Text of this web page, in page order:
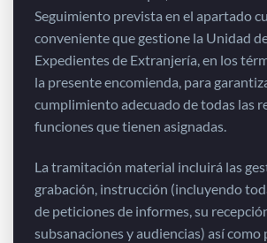
Seguimiento prevista en el apartado
conveniente que gestione la Unidad
Expedientes de Extranjería, en los
la presente encomienda, para
cumplimiento adecuado de todas las
funciones que tienen asignadas.
La tramitación material incluirá las
grabación, instrucción (incluyendo
de peticiones de informes, su
subsanaciones y audiencias) así como